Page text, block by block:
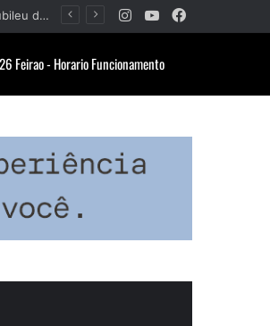
Paróquia Nossa Senhora da Piedade divulga programação da Festa da Beata Isabel Cristina e do Jubileu da padroeira YouTube
Instagram